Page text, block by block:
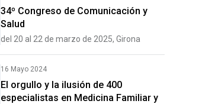
34º Congreso de Comunicación y
Salud
del 20 al 22 de marzo de 2025, Girona
16 Mayo 2024
El orgullo y la ilusión de 400
especialistas en Medicina Familiar y